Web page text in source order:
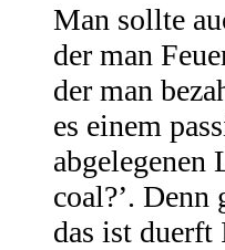
Man sollte
der man
der man
es einem
abgelegenen
coal?’. Denn
das ist duerft